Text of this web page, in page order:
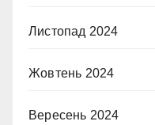
Листопад 2024
Жовтень 2024
Вересень 2024